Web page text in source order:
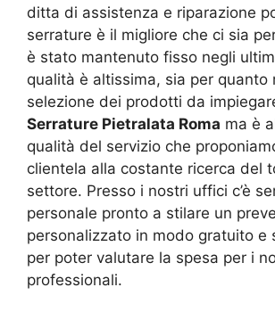
ditta di assistenza e riparazione
serrature è il migliore che ci sia
è stato mantenuto fisso negli
qualità è altissima, sia per quanto
selezione dei prodotti da
Serrature Pietralata Roma ma è
qualità del servizio che
clientela alla costante ricerca del
settore. Presso i nostri uffici c’è
personale pronto a stilare un
personalizzato in modo gratuito e
per poter valutare la spesa per i
professionali.